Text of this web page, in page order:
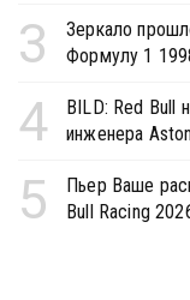
3
Зеркало
Формулу 1
4
BILD: Red Bull
инженера
5
Пьер Ваше
Bull Racing